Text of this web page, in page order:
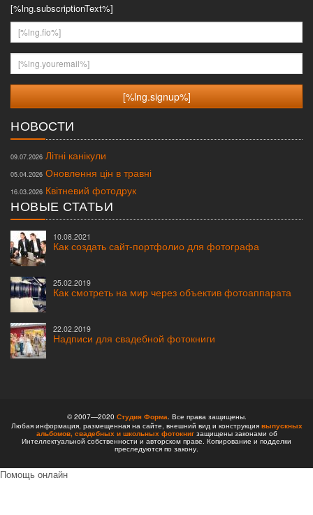
[%lng.subscriptionText%]
[%lng.fio%]
[%lng.youremail%]
НОВОСТИ
09.07.2026 Літні канікули
05.04.2026 Оновлення цін в травні
16.03.2026 Квітневий фотодрук
НОВЫЕ СТАТЬИ
10.08.2021
Как создать сайт-портфолио для фотографа
25.02.2019
Как смотреть на мир через объектив фотоаппарата
22.02.2019
Надписи для свадебной фотокниги
© 2007—2020 Студия Форма . Все права защищены.
Любая информация, размещенная на сайте, внешний вид и конструкция выпускных
альбомов, свадебных и школьных фотокнигзащищены законами об
Интеллектуальной собственности и авторском праве. Копирование и подделки
преследуются по закону.
Помощь онлайн